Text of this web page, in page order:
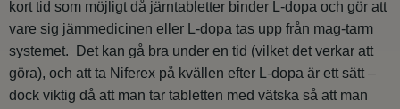
kort tid som möjligt då järntabletter binder L-dopa och gör att
vare sig järnmedicinen eller L-dopa tas upp från mag-tarm
systemet. Det kan gå bra under en tid (vilket det verkar att
göra), och att ta Niferex på kvällen efter L-dopa är ett sätt –
dock viktig då att man tar tabletten med vätska så att man